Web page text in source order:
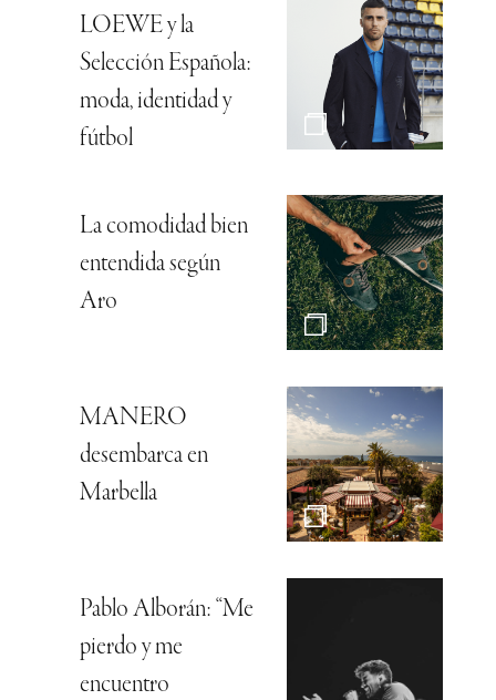
LOEWE y la
Selección Española:
moda, identidad y
fútbol
La comodidad bien
entendida según
Aro
MANERO
desembarca en
Marbella
Pablo Alborán: “Me
pierdo y me
encuentro